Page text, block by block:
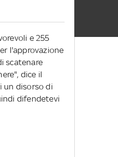
e 255
l'approvazione
scatenare
dice il
un disorso di
difendetevi